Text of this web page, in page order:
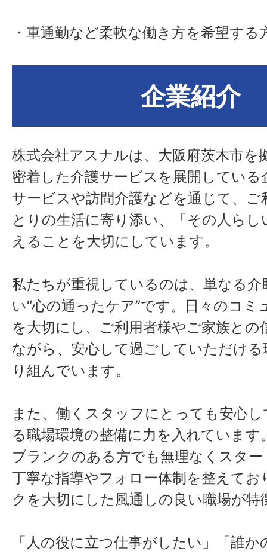
・車通勤など柔軟な働き方を希望する
企業紹介
株式会社アスナルは、大阪府茨木市を
密着した介護サービスを展開している
サービスや訪問介護などを通じて、ご
とりの生活に寄り添い、「その人ら
えることを大切にしています。
私たちが重視しているのは、単なる
い“心の通ったケア”です。日々のコミ
を大切にし、ご利用者様やご家族との
ながら、安心して過ごしていただけ
り組んでいます。
また、働くスタッフにとっても安心
る職場環境の整備に力を入れています
ブランクのある方でも無理なくスタ
丁寧な指導やフォロー体制を整えてお
クを大切にした風通しの良い職場が特
「人の役に立つ仕事がしたい」「誰